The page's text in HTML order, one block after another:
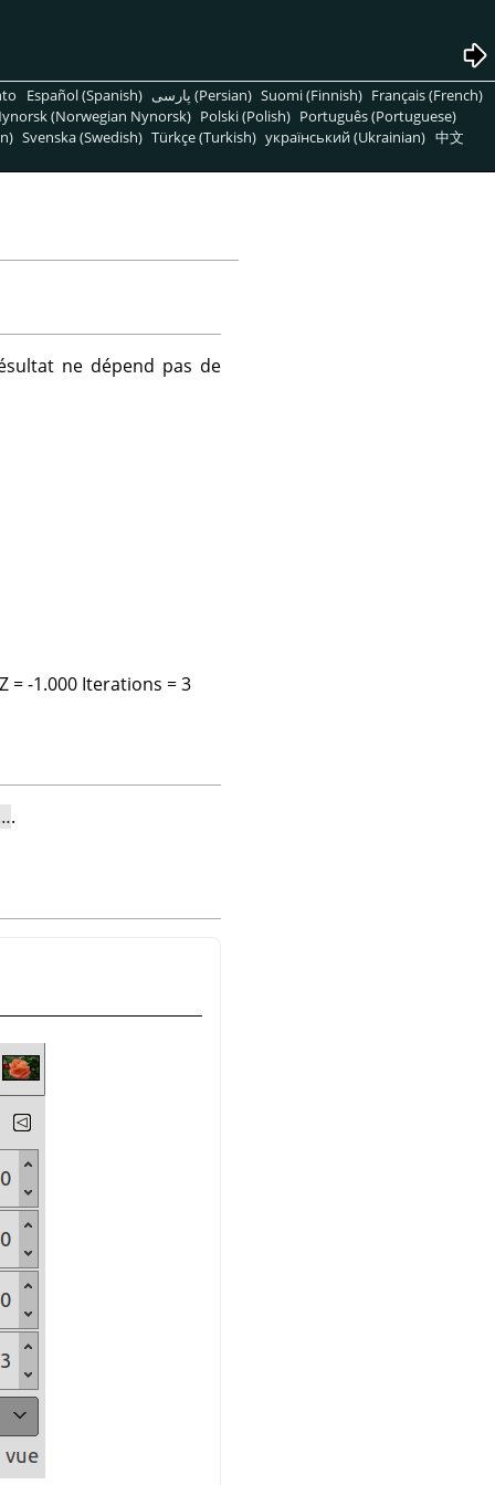
Español (Spanish) پارسی (Persian) Suomi (Finnish) Français (French)
(Norwegian Nynorsk) Polski (Polish) Português (Portuguese)
Svenska (Swedish) Türkçe (Turkish) український (Ukrainian) 中文
ne dépend pas de
= -1.000 Iterations = 3
.